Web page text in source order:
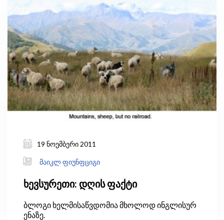
19 ნოემბერი 2011
მაიკლ ფიუნფციგი
ხევსურეთი: დღის ფაქტი
ბლოგი ხელმისაწვდომია მხოლოდ ინგლისურ
ენაზე.